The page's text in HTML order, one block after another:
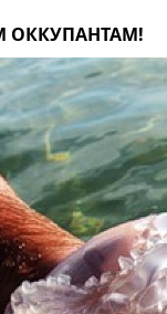
ОККУПАНТАМ!